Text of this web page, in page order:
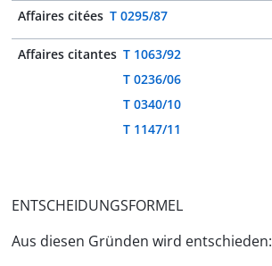
Affaires citées T 0295/87
Affaires citantes T 1063/92
T 0236/06
T 0340/10
T 1147/11
ENTSCHEIDUNGSFORMEL
Aus diesen Gründen wird entschieden: